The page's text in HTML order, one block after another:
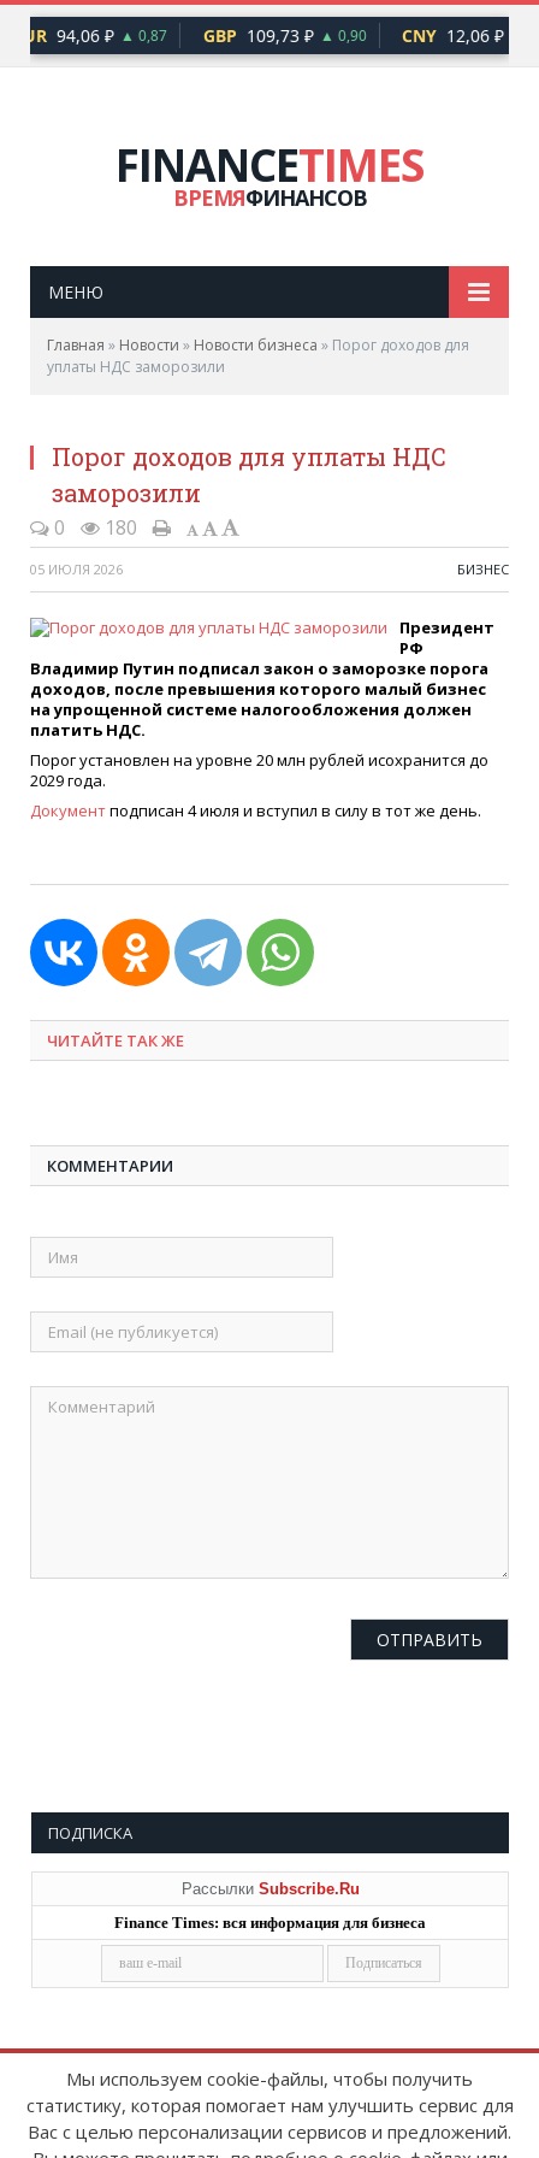
EUR 94,06 ₽ ▲ 0,87 GBP 109,73 ₽ ▲ 0,90 CNY 12,06 ₽
FINANCETIMES
ВРЕМЯФИНАНСОВ
МЕНЮ
Главная » Новости » Новости бизнеса » Порог доходов для
уплаты НДС заморозили
Порог доходов для уплаты НДС
заморозили
0 180
05 ИЮЛЯ 2026 БИЗНЕС
Президент
РФ
Владимир Путин подписал закон о заморозке порога
доходов, после превышения которого малый бизнес
на упрощенной системе налогообложения должен
платить НДС.
Порог установлен на уровне 20 млн рублей исохранится до
2029 года.
Документподписан 4 июля и вступил в силу в тот же день.
ЧИТАЙТЕ ТАК ЖЕ
КОММЕНТАРИИ
ПОДПИСКА
Рассылки Subscribe.Ru
Finance Times: вся информация для бизнеса
Copyright © 2008-2026FinanceTimes
Зарегистрировано в Роскомнадзоре
Мы используем cookie-файлы, чтобы получить
статистику, которая помогает нам улучшить сервис для
Вас с целью персонализации сервисов и предложений.